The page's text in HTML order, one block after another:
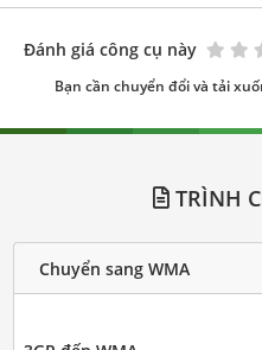
Đánh giá công cụ này
Bạn cần chuyển đổi và tải
TRÌNH
Chuyển sang WMA